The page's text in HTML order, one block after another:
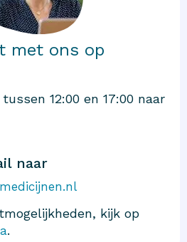
met ons op
12:00 en 17:00 naar
naar
kijk op
.